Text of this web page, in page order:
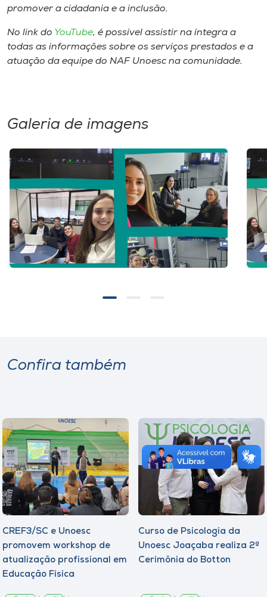
promover a cidadania e a inclusão.
No link do YouTube, é possível assistir na íntegra a
todas as informações sobre os serviços prestados e a
atuação da equipe do NAF Unoesc na comunidade.
Galeria de imagens
Confira também
CREF3/SC e Unoesc
promovem workshop de
atualização profissional em
Educação Física
Curso de Psicologia da
Unoesc Joaçaba realiza 2ª
Cerimônia do Botton